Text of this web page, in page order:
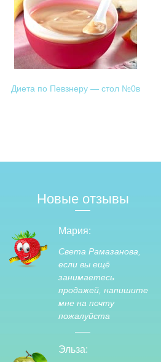
Диета по Певзнеру — стол №0в
Новые отзывы
Мария:
Света Рамазанова,
если вы ещё
занимаетесь
продажей, напишите
мне на почту
пожалуйста
Эльза: